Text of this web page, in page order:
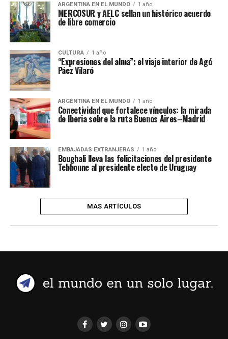
ARGENTINA EN EL MUNDO 1 año
MERCOSUR y AELC sellan un histórico acuerdo
de libre comercio
CULTURA 1 año
“Expresiones del alma”: el viaje interior de Agó
Páez Vilaró
ARGENTINA EN EL MUNDO 1 año
Conectividad que fortalece vínculos: la mirada
de Iberia sobre la ruta Buenos Aires–Madrid
EMBAJADAS EXTRANJERAS 1 año
Boughali lleva las felicitaciones del presidente
Tebboune al presidente electo de Uruguay
MAS ARTÍCULOS